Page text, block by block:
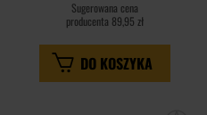
Sugerowana cena
producenta 89,95 zł
DO KOSZYKA